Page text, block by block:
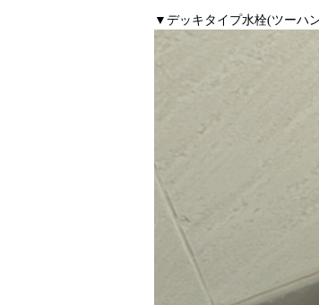
▼デッキタイプ水栓(ツーハ